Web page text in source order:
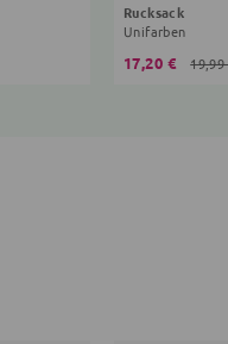
Rucksack
Unifarben
17,20 € 19,99